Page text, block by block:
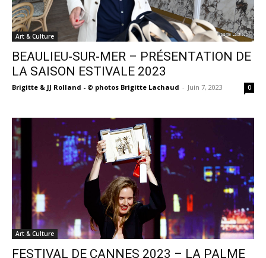
Art & Culture
BEAULIEU-SUR-MER – PRÉSENTATION DE
LA SAISON ESTIVALE 2023
Brigitte & JJ Rolland - © photos Brigitte Lachaud - Juin 7, 2023 0
Art & Culture
FESTIVAL DE CANNES 2023 – LA PALME